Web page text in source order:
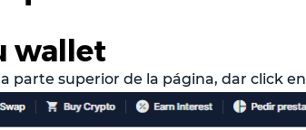
wallet
parte superior de la página, dar click en